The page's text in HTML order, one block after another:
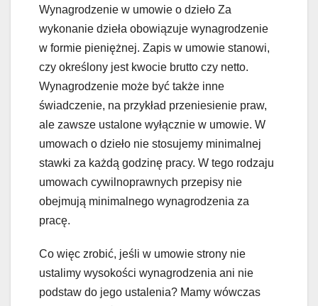
Wynagrodzenie w umowie o dzieło Za
wykonanie dzieła obowiązuje wynagrodzenie
w formie pieniężnej. Zapis w umowie stanowi,
czy określony jest kwocie brutto czy netto.
Wynagrodzenie może być także inne
świadczenie, na przykład przeniesienie praw,
ale zawsze ustalone wyłącznie w umowie. W
umowach o dzieło nie stosujemy minimalnej
stawki za każdą godzinę pracy. W tego rodzaju
umowach cywilnoprawnych przepisy nie
obejmują minimalnego wynagrodzenia za
pracę.
Co więc zrobić, jeśli w umowie strony nie
ustalimy wysokości wynagrodzenia ani nie
podstaw do jego ustalenia? Mamy wówczas